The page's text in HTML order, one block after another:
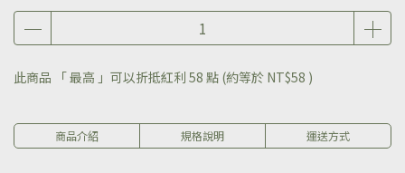
此商品 「 最高 」可以折抵紅利 58 點 (約等於 NT$58 )
商品介紹 規格說明 運送方式